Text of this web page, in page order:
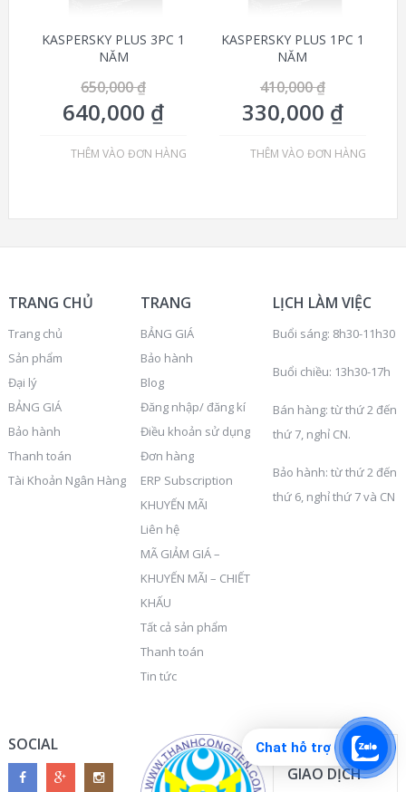
KASPERSKY PLUS 3PC 1
NĂM
650,000₫
640,000 ₫
THÊM VÀO ĐƠN HÀNG
KASPERSKY PLUS 1PC 1
NĂM
410,000₫
330,000 ₫
THÊM VÀO ĐƠN HÀNG
TRANG CHỦ
Trang chủ
Sản phẩm
Đại lý
BẢNG GIÁ
Bảo hành
Thanh toán
Tài Khoản Ngân Hàng
TRANG
BẢNG GIÁ
Bảo hành
Blog
Đăng nhập/ đăng kí
Điều khoản sử dụng
Đơn hàng
ERP Subscription
KHUYẾN MÃI
Liên hệ
MÃ GIẢM GIÁ –
KHUYẾN MÃI – CHIẾT
KHẤU
Tất cả sản phẩm
Thanh toán
Tin tức
LỊCH LÀM VIỆC
Buổi sáng: 8h30-11h30
Buổi chiều: 13h30-17h
Bán hàng: từ thứ 2 đến
thứ 7, nghỉ CN.
Bảo hành: từ thứ 2 đến
thứ 6, nghỉ thứ 7 và CN
SOCIAL
AN TOÀN
GIAO DỊCH
Chat hỗ trợ